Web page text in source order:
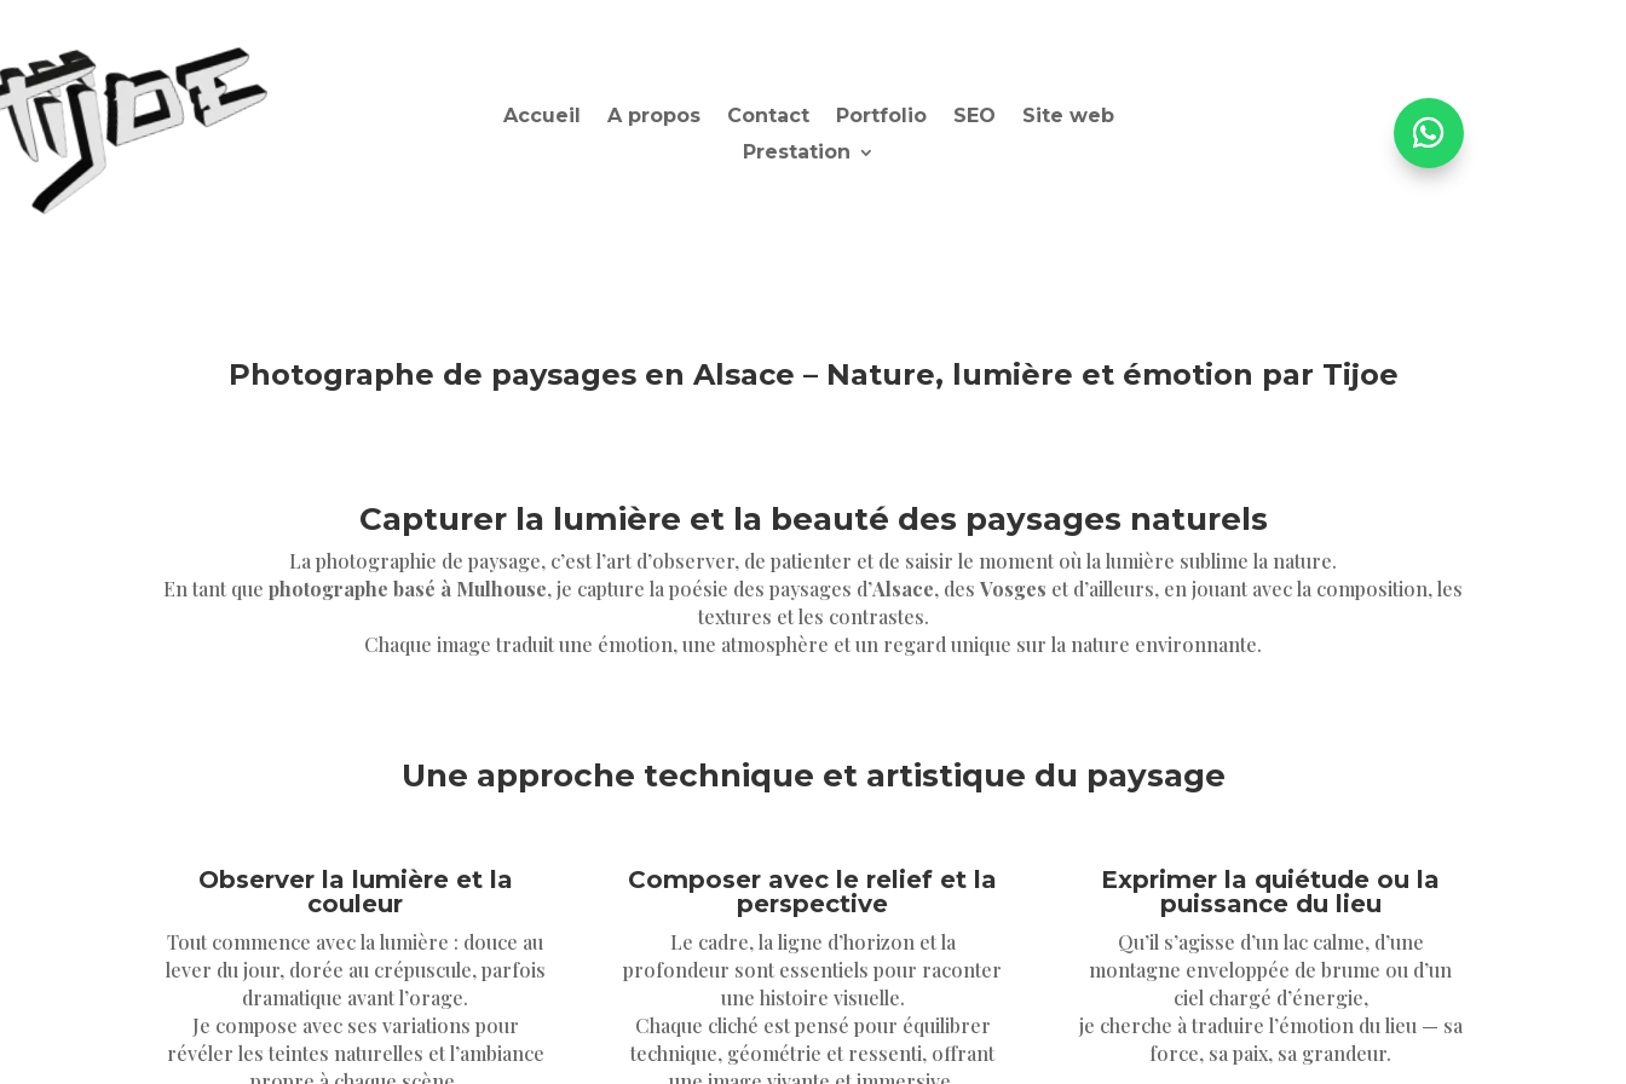
Accueil A propos Contact Portfolio SEO
Site web
Prestation
Photographe de paysages en Alsace – Nature, lumière et émotion par Tijoe
Capturer la lumière et la beauté des paysages naturels
La photographie de paysage, c’est l’art d’observer, de patienter et de saisir le moment où la lumière sublime la nature.
En tant que photographe basé à Mulhouse, je capture la poésie des paysages d’Alsace, des Vosges et d’ailleurs, en jouant avec la composition, les
textures et les contrastes.
Chaque image traduit une émotion, une atmosphère et un regard unique sur la nature environnante.
Une approche technique et artistique du paysage
Observer la lumière et la
couleur
Tout commence avec la lumière : douce au
lever du jour, dorée au crépuscule, parfois
dramatique avant l’orage.
Je compose avec ses variations pour
révéler les teintes naturelles et l’ambiance
Composer avec le relief et la
perspective
Le cadre, la ligne d’horizon et la
profondeur sont essentiels pour raconter
une histoire visuelle.
Chaque cliché est pensé pour équilibrer
technique, géométrie et ressenti, offrant
Exprimer la quiétude ou la
puissance du lieu
Qu’il s’agisse d’un lac calme, d’une
montagne enveloppée de brume ou d’un
ciel chargé d’énergie,
je cherche à traduire l’émotion du lieu — sa
force, sa paix, sa grandeur.